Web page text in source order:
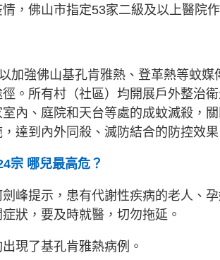
，佛山市指定53家二級及以上醫院
加強佛山基孔肯雅熱、登革熱等蚊媒
。所有村（社區）均開展戶外整治
內、庭院和天台等處的成蚊滅殺，關
達到內外同殺、滅防結合的防控效果
宗 哪兒最高危？
峰提示，患有代謝性疾病的老人、
狀，要及時就醫，切勿拖延。
現了基孔肯雅熱病例。